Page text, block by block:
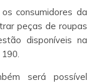
consumidores da
peças de roupas
disponíveis na
será possível